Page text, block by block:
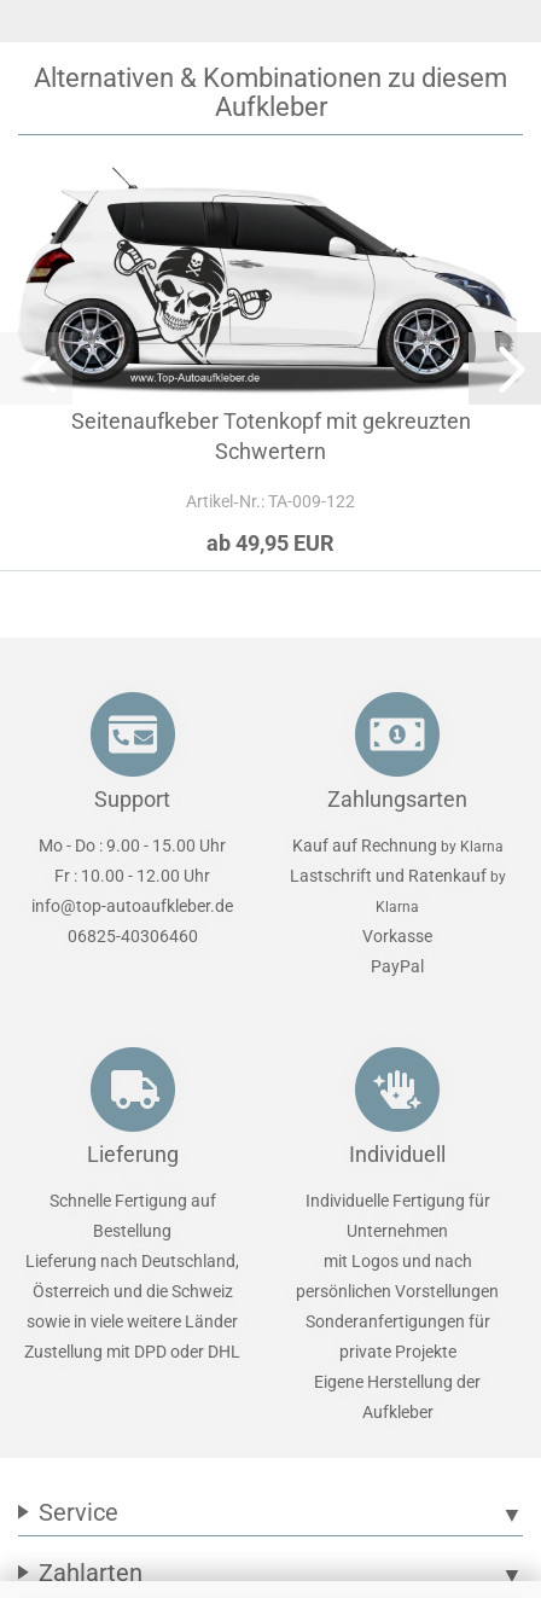
Alternativen & Kombinationen zu diesem
Aufkleber
Seitenaufkeber Totenkopf mit gekreuzten
Schwertern
Artikel‑Nr.: TA-009-122
ab 49,95 EUR
Support
Mo - Do : 9.00 - 15.00 Uhr
Fr : 10.00 - 12.00 Uhr
info@top-autoaufkleber.de
06825-40306460
Zahlungsarten
Kauf auf Rechnung by Klarna
Lastschrift und Ratenkauf by
Klarna
Vorkasse
PayPal
Lieferung
Schnelle Fertigung auf
Bestellung
Lieferung nach Deutschland,
Österreich und die Schweiz
sowie in viele weitere Länder
Zustellung mit DPD oder DHL
Individuell
Individuelle Fertigung für
Unternehmen
mit Logos und nach
persönlichen Vorstellungen
Sonderanfertigungen für
private Projekte
Eigene Herstellung der
Aufkleber
Service ▼
Zahlarten ▼